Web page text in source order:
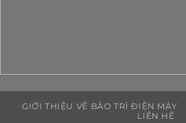
GIỚI THIỆU VỀ BẢO TRÌ ĐIỆN MÁY
LIÊN HỆ